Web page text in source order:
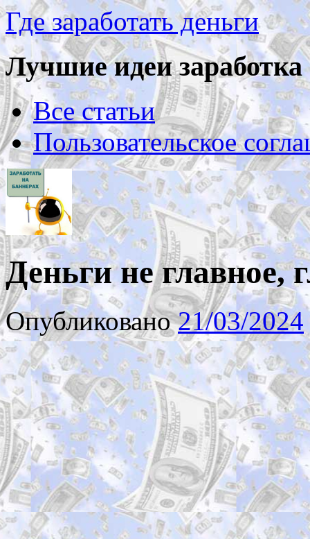
Где заработать деньги
Лучшие идеи заработка
Все статьи
Пользовательское
Деньги не главное,
Опубликовано21/03/2024